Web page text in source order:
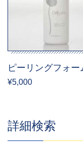
ピーリングフォー
¥5,000
詳細検索